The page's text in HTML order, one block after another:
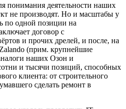
понимания деятельности наших
не производят. Но и масштабы у
по одной позиции на
договор с
и прочих дрелей, и после, на
(прим. крупнейшие
наших Озон и
и тысячи позиций, способных
клиента: от строительного
сделать ремонт в